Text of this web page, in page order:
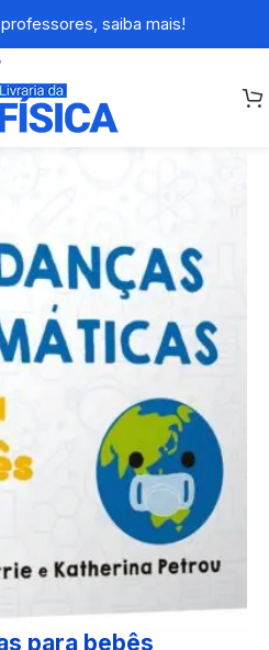
saiba mais!
para bebês